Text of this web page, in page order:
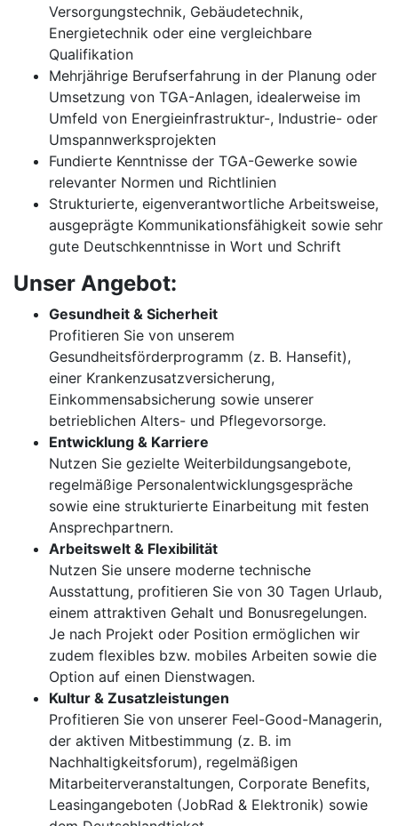
Versorgungstechnik, Gebäudetechnik,
Energietechnik oder eine vergleichbare
Qualifikation
Mehrjährige Berufserfahrung in der Planung oder
Umsetzung von TGA-Anlagen, idealerweise im
Umfeld von Energieinfrastruktur-, Industrie- oder
Umspannwerksprojekten
Fundierte Kenntnisse der TGA-Gewerke sowie
relevanter Normen und Richtlinien
Strukturierte, eigenverantwortliche Arbeitsweise,
ausgeprägte Kommunikationsfähigkeit sowie sehr
gute Deutschkenntnisse in Wort und Schrift
Unser Angebot:
Gesundheit & Sicherheit
Profitieren Sie von unserem
Gesundheitsförderprogramm (z. B. Hansefit),
einer Krankenzusatzversicherung,
Einkommensabsicherung sowie unserer
betrieblichen Alters- und Pflegevorsorge.
Entwicklung & Karriere
Nutzen Sie gezielte Weiterbildungsangebote,
regelmäßige Personalentwicklungsgespräche
sowie eine strukturierte Einarbeitung mit festen
Ansprechpartnern.
Arbeitswelt & Flexibilität
Nutzen Sie unsere moderne technische
Ausstattung, profitieren Sie von 30 Tagen Urlaub,
einem attraktiven Gehalt und Bonusregelungen.
Je nach Projekt oder Position ermöglichen wir
zudem flexibles bzw. mobiles Arbeiten sowie die
Option auf einen Dienstwagen.
Kultur & Zusatzleistungen
Profitieren Sie von unserer Feel-Good-Managerin,
der aktiven Mitbestimmung (z. B. im
Nachhaltigkeitsforum), regelmäßigen
Mitarbeiterveranstaltungen, Corporate Benefits,
Leasingangeboten (JobRad & Elektronik) sowie